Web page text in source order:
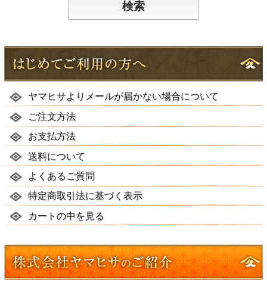
ヤマヒサよりメールが届かない場合について
ご注文方法
お支払方法
送料について
よくあるご質問
特定商取引法に基づく表示
カートの中を見る